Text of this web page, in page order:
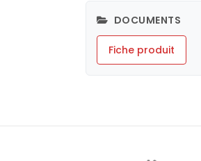
DOCUMENTS
Fiche produit